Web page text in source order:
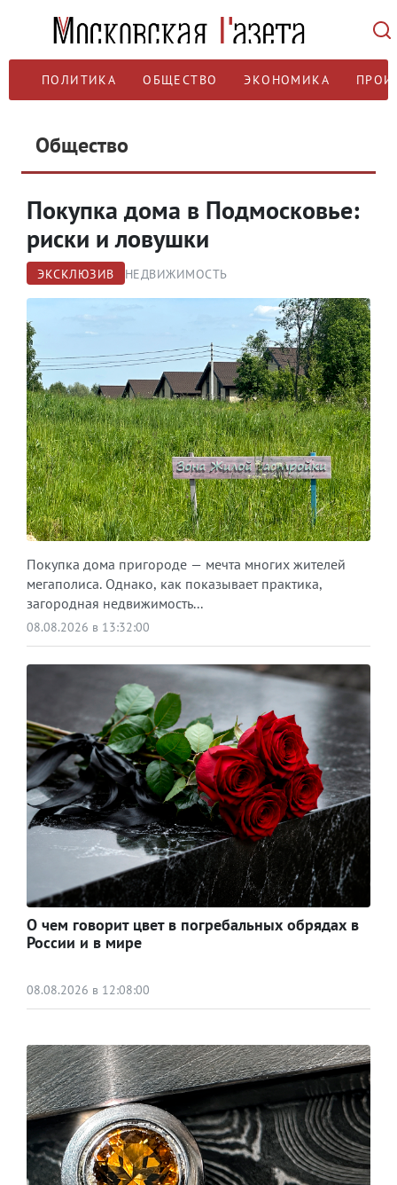
ПОЛИТИКА ОБЩЕСТВО ЭКОНОМИКА
Общество
Покупка дома в Подмосковье:
риски и ловушки
ЭКСКЛЮЗИВ НЕДВИЖИМОСТЬ
Покупка дома пригороде — мечта многих жителей
мегаполиса. Однако, как показывает практика,
загородная недвижимость...
08.08.2026 в 13:32:00
О чем говорит цвет в погребальных обрядах в
России и в мире
08.08.2026 в 12:08:00